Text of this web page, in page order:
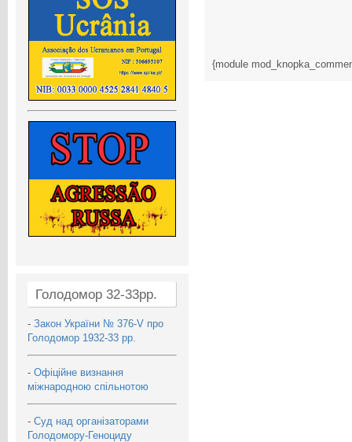
Голодомор 32-33рр.
- Закон України № 376-V про
Голодомор 1932-33 рр.
- Офіційне визнання
міжнародною спільнотою
- Суд над організаторами
Голодомору-Геноциду
{module